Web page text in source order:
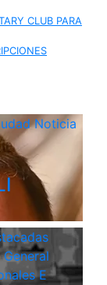
CLUB PARA
Noticia
E